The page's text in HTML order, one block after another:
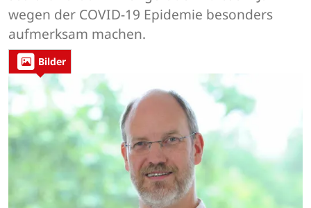
wegen der COVID-19 Epidemie besonders
aufmerksam machen.
Bilder